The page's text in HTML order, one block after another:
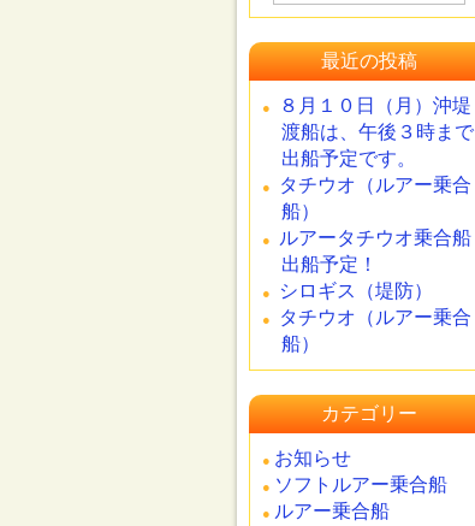
最近の投稿
８月１０日（月）沖堤
渡船は、午後３時まで
出船予定です。
タチウオ（ルアー乗合
船）
ルアータチウオ乗合船
出船予定！
シロギス（堤防）
タチウオ（ルアー乗合
船）
カテゴリー
お知らせ
ソフトルアー乗合船
ルアー乗合船